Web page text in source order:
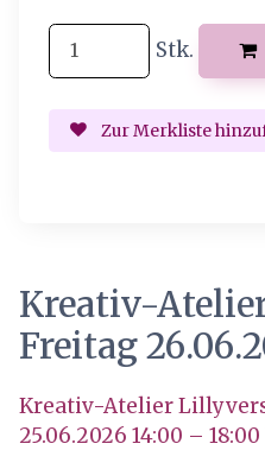
Stk.
Zur Merkliste
Kreativ-
Freitag
Kreativ-Atelier
25.06.2026 14:00 –